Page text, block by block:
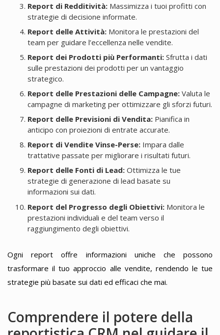
Report di Redditività:Massimizza i tuoi profitti con
strategie di decisione informate.
Report delle Attività:Monitora le prestazioni del
team per guidare l’eccellenza nelle vendite.
Report dei Prodotti più Performanti:Sfrutta i dati
sulle prestazioni dei prodotti per un vantaggio
strategico.
Report delle Prestazioni delle Campagne:Valuta le
campagne di marketing per ottimizzare gli sforzi futuri.
Report delle Previsioni di Vendita:Pianifica in
anticipo con proiezioni di entrate accurate.
Report di Vendite Vinse-Perse:Impara dalle
trattative passate per migliorare i risultati futuri.
Report delle Fonti di Lead:Ottimizza le tue
strategie di generazione di lead basate su
informazioni sui dati.
Report del Progresso degli Obiettivi:Monitora le
prestazioni individuali e del team verso il
raggiungimento degli obiettivi.
Ogni report offre informazioni uniche che possono
trasformare il tuo approccio alle vendite, rendendo le tue
strategie più basate sui dati ed efficaci che mai.
Comprendere il potere della